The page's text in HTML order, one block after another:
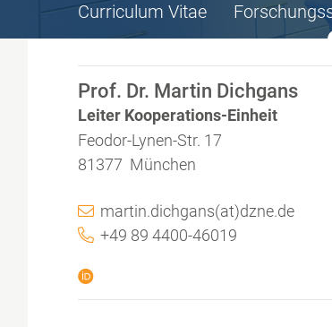
Curriculum Vitae
Prof. Dr. Martin Dichgans
Leiter Kooperations-Einheit
Feodor-Lynen-Str. 17
81377 München
martin.dichgans(at)dzne.de
+49 89 4400-46019